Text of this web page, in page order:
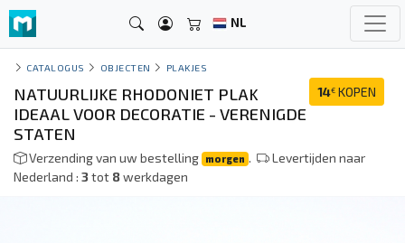
NL
CATALOGUS OBJECTEN PLAKJES
14€ KOPEN
NATUURLIJKE RHODONIET PLAK
IDEAAL VOOR DECORATIE - VERENIGDE
STATEN
Verzending van uw bestelling morgen .
Levertijden naar
Nederland : 3tot 8werkdagen